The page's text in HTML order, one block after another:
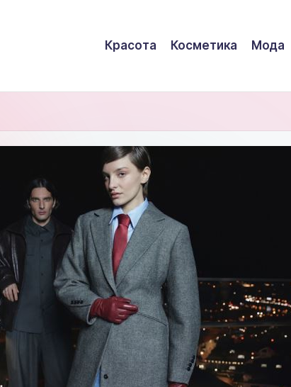
Красота Косметика Мода